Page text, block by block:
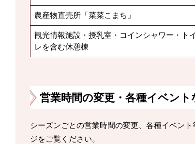
農産物直売所「菜菜こまち」
観光情報施設・授乳室・コインシャワー・トイ
レを含む休憩棟
営業時間の変更・各種イベン
シーズンごとの営業時間の変更、各種イベン
ジをご覧ください。